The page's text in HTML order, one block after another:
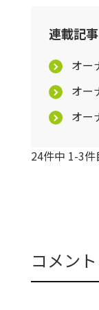
連載記事
オー
オー
オー
24件中 1-3件
コメント